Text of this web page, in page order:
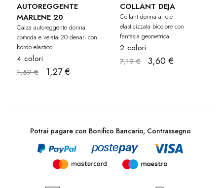
AUTOREGGENTE
MARLENE 20
Calza autoreggente donna
comoda e velata 20 denari con
bordo elastico.
4 colori
1,59 €
1,27 €
COLLANT DEJA
Collant donna a rete
elasticizzata bicolore con
fantasia geometrica.
2 colori
7,19 €
3,60 €
Potrai pagare con Bonifico Bancario, Contrassegno